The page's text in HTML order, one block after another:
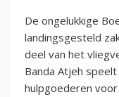
De ongelukkige
landingsgesteld
deel van het
Banda Atjeh
hulpgoederen